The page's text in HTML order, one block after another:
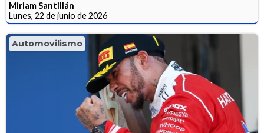
Miriam Santillán
Lunes, 22 de junio de 2026
Automovilismo